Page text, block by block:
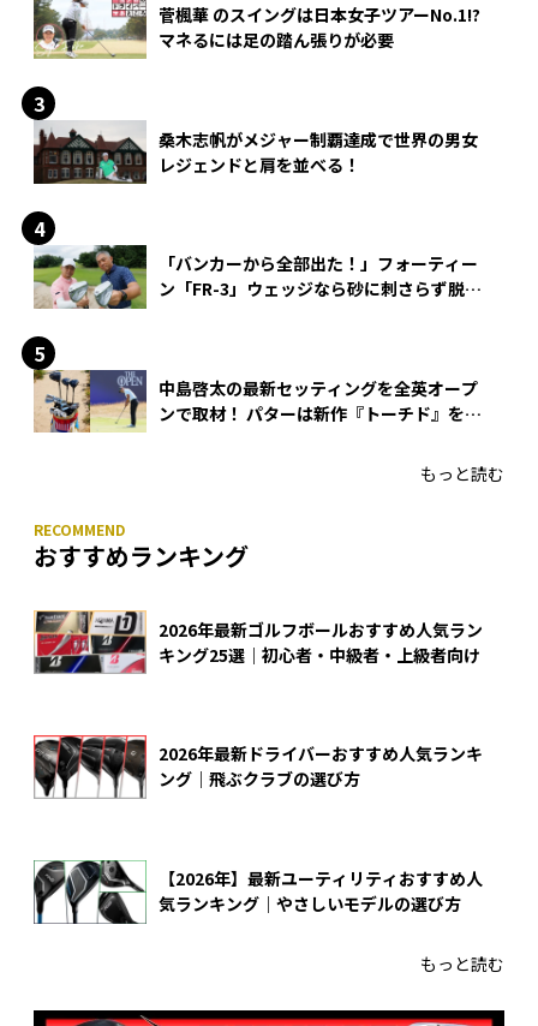
菅楓華 のスイングは日本女子ツアーNo.1!?
マネるには足の踏ん張りが必要
桑木志帆がメジャー制覇達成で世界の男女
レジェンドと肩を並べる！
「バンカーから全部出た！」フォーティー
ン「FR-3」ウェッジなら砂に刺さらず脱出
中島啓太の最新セッティングを全英オープ
ンで取材！ パターは新作『トーチド』を投
もっと読む
おすすめランキング
2026年最新ゴルフボールおすすめ人気ラン
キング25選｜初心者・中級者・上級者向け
2026年最新ドライバーおすすめ人気ランキ
ング｜飛ぶクラブの選び方
【2026年】最新ユーティリティおすすめ人
気ランキング｜やさしいモデルの選び方
もっと読む